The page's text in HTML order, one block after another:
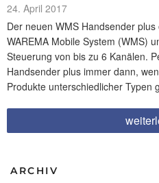
Veröffentlicht
am
24. April 2017
Der neuen WMS Handsender
WAREMA Mobile System (WMS)
Steuerung von bis zu 6 Kanälen.
Handsender plus immer dann,
Produkte unterschiedlicher Typen
„Licht,
ARCHIV